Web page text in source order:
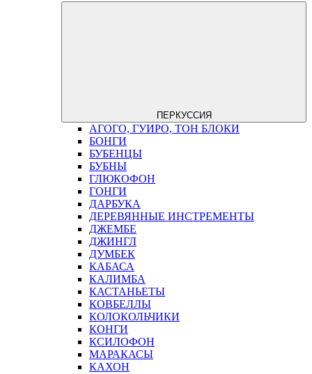
ПЕРКУССИЯ
АГОГО, ГУИРО, ТОН БЛОКИ
БОНГИ
БУБЕНЦЫ
БУБНЫ
ГЛЮКОФОН
ГОНГИ
ДАРБУКА
ДЕРЕВЯННЫЕ ИНСТРЕМЕНТЫ
ДЖЕМБЕ
ДЖИНГЛ
ДУМБЕК
КАБАСА
КАЛИМБА
КАСТАНЬЕТЫ
КОВБЕЛЛЫ
КОЛОКОЛЬЧИКИ
КОНГИ
КСИЛОФОН
МАРАКАСЫ
КАХОН